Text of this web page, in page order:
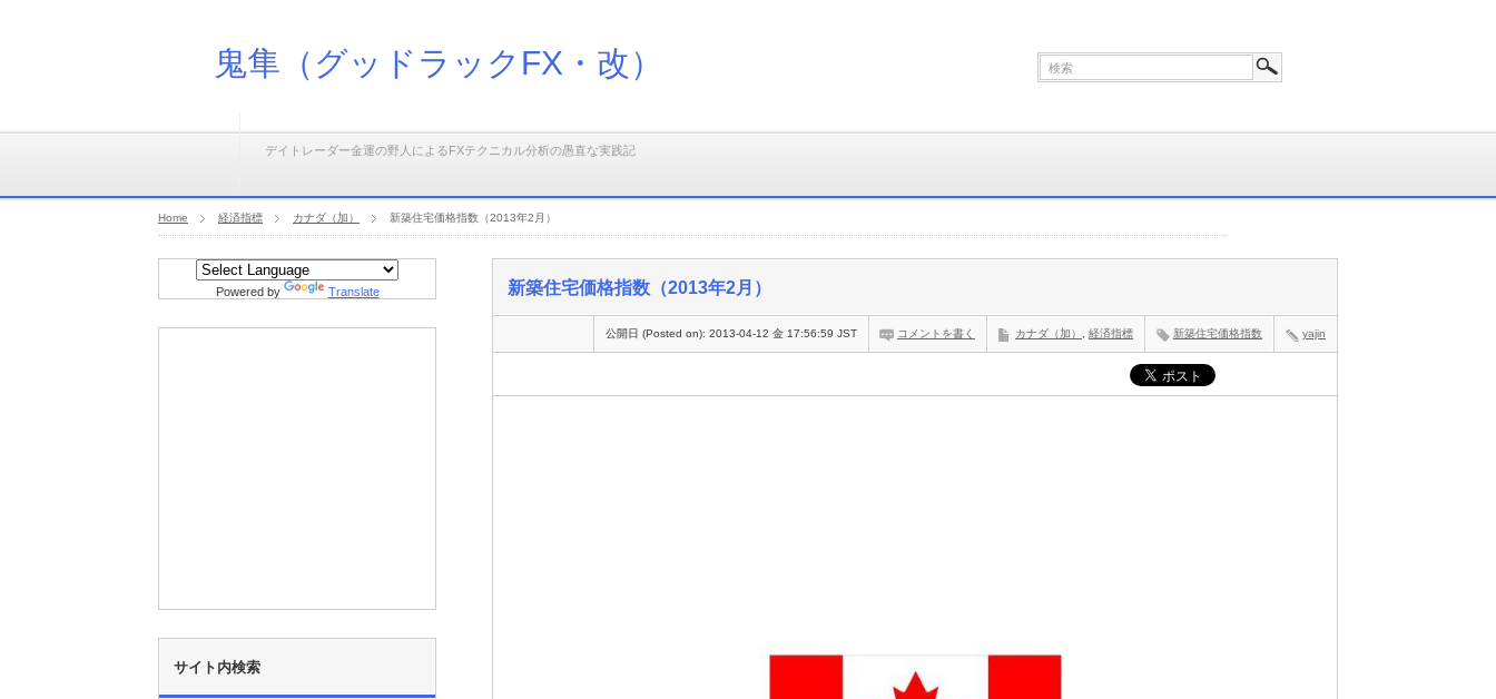
鬼隼（グッドラックFX・改）
デイトレーダー金運の野人によるFXテクニカル分析の愚直な実践記
Home 経済指標 カナダ（加） 新築住宅価格指数（2013年2月）
新築住宅価格指数（2013年2月）
yajin
新築住宅価格指数
カナダ（加） 経済指標
コメントを書く
公開日 (Posted on): 2013-04-12 金 17:56:59 JST
Powered by Translate
サイト内検索